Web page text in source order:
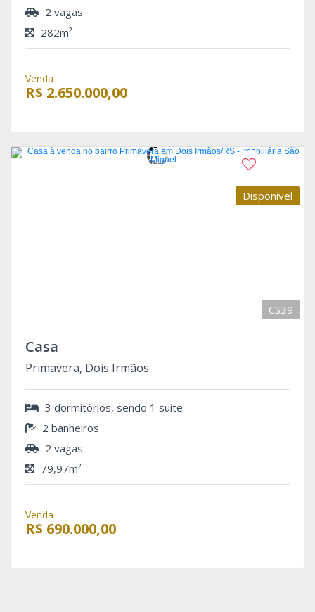
2 vagas
282m²
Venda
R$ 2.650.000,00
Disponível
CS39
Casa
Primavera, Dois Irmãos
3 dormitórios, sendo 1 suíte
2 banheiros
2 vagas
79,97m²
Venda
R$ 690.000,00